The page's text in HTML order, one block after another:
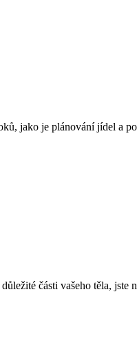
jako je plánování jídel a
části vašeho těla, jste